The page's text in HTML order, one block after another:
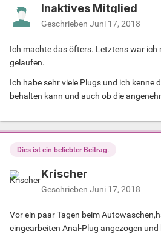
Inaktives Mitglied
Geschrieben Juni 17, 2018
Ich machte das öfters. Letztens war ich
gelaufen.
Ich habe sehr viele Plugs und ich kenne
behalten kann und auch ob die
Dies ist ein beliebter Beitrag.
Krischer
Geschrieben Juni 17, 2018
Vor ein paar Tagen beim
eingearbeiten Anal-Plug angezogen und